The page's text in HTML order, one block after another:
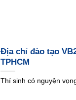
Địa chỉ đào tạo
TPHCM
Thí sinh có nguyện